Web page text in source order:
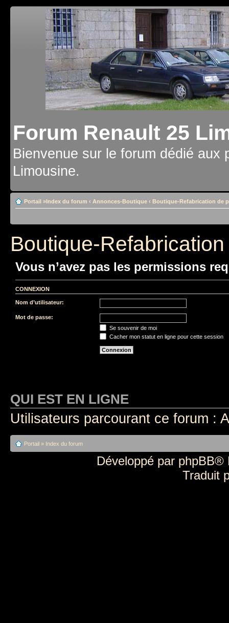
Forum Renault 25
Bienvenue sur le forum dédié aux
Limousine.
Portail »Index du forum ‹ Annonces-Boutique ‹ Boutique-Refabrication de
Boutique-
Vous n’avez pas les permissions
CONNEXION
Nom d’utilisateur:
Mot de passe:
Se souvenir de moi
Cacher mon statut en ligne pour cette session
QUI EST EN LIGNE
Utilisateurs parcourant ce forum :
Portail » Index du forum
Développé par phpBB®
Traduit